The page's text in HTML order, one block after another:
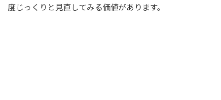
度じっくりと見直してみる価値があります。